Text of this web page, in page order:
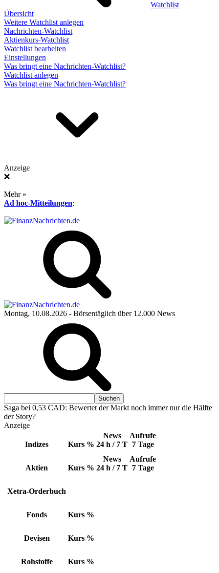
Watchlist
Übersicht
Weitere Watchlist anlegen
Nachrichten-Watchlist
Aktienkurs-Watchlist
Watchlist bearbeiten
Einstellungen
Was bringt eine Nachrichten-Watchlist?
Watchlist anlegen
Was bringt eine Nachrichten-Watchlist?
Anzeige
❌
Mehr »
Ad hoc-Mitteilungen:
Montag, 10.08.2026 - Börsentäglich über 12.000 News
Saga bei 0,53 CAD: Bewertet der Markt noch immer nur die Hälfte
der Story?
Anzeige
Indizes Kurs %
News
24 h / 7 T
Aufrufe
7 Tage
Aktien Kurs %
News
24 h / 7 T
Aufrufe
7 Tage
Xetra-Orderbuch
Fonds Kurs %
Devisen Kurs %
Rohstoffe Kurs %